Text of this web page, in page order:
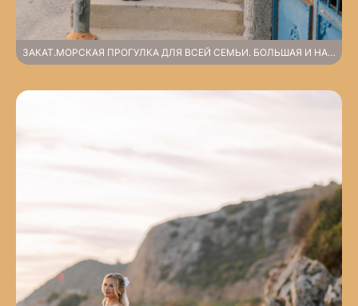
ЗАКАТ.МОРСКАЯ ПРОГУЛКА ДЛЯ ВСЕЙ СЕМЬИ. БОЛЬШАЯ И НАРЯДНАЯ СЕМЕЙНАЯ СЪЕМКА В ПОРТУ АЛАНЬИ. СОЛНЦЕ, ЯХТЫ И УЛЫБКИ.